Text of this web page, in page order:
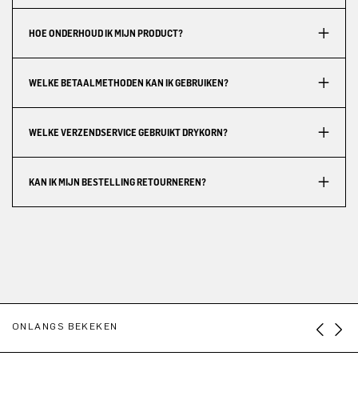
HOE ONDERHOUD IK MIJN PRODUCT?
WELKE BETAALMETHODEN KAN IK GEBRUIKEN?
WELKE VERZENDSERVICE GEBRUIKT DRYKORN?
KAN IK MIJN BESTELLING RETOURNEREN?
ONLANGS BEKEKEN